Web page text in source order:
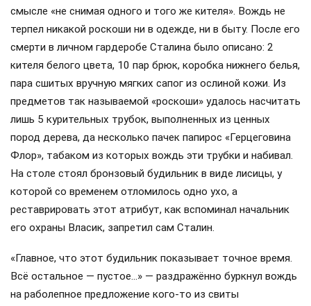
смысле «не снимая одного и того же кителя». Вождь не
терпел никакой роскоши ни в одежде, ни в быту. После его
смерти в личном гардеробе Сталина было описано: 2
кителя белого цвета, 10 пар брюк, коробка нижнего белья,
пара сшитых вручную мягких сапог из ослиной кожи. Из
предметов так называемой «роскоши» удалось насчитать
лишь 5 курительных трубок, выполненных из ценных
пород дерева, да несколько пачек папирос «Герцеговина
Флор», табаком из которых вождь эти трубки и набивал.
На столе стоял бронзовый будильник в виде лисицы, у
которой со временем отломилось одно ухо, а
реставрировать этот атрибут, как вспоминал начальник
его охраны Власик, запретил сам Сталин.
«Главное, что этот будильник показывает точное время.
Всё остальное — пустое…» — раздражённо буркнул вождь
на раболепное предложение кого-то из свиты